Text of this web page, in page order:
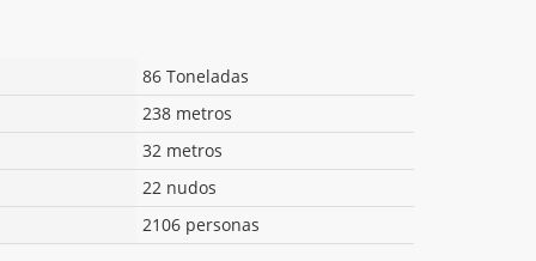
86 Toneladas
238 metros
32 metros
22 nudos
2106 personas